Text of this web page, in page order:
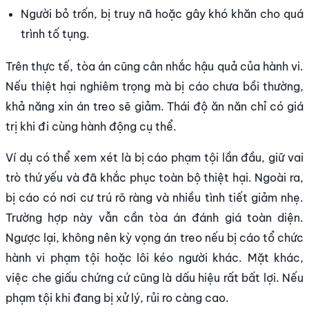
Người bỏ trốn, bị truy nã hoặc gây khó khăn cho quá
trình tố tụng.
Trên thực tế, tòa án cũng cân nhắc hậu quả của hành vi.
Nếu thiệt hại nghiêm trọng mà bị cáo chưa bồi thường,
khả năng xin án treo sẽ giảm. Thái độ ăn năn chỉ có giá
trị khi đi cùng hành động cụ thể.
Ví dụ có thể xem xét là bị cáo phạm tội lần đầu, giữ vai
trò thứ yếu và đã khắc phục toàn bộ thiệt hại. Ngoài ra,
bị cáo có nơi cư trú rõ ràng và nhiều tình tiết giảm nhẹ.
Trường hợp này vẫn cần tòa án đánh giá toàn diện.
Ngược lại, không nên kỳ vọng án treo nếu bị cáo tổ chức
hành vi phạm tội hoặc lôi kéo người khác. Mặt khác,
việc che giấu chứng cứ cũng là dấu hiệu rất bất lợi. Nếu
phạm tội khi đang bị xử lý, rủi ro càng cao.